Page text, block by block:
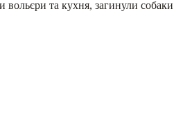
вольєри та кухня, загинули собаки